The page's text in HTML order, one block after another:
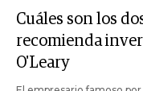
Cuáles son los
recomienda
O'Leary